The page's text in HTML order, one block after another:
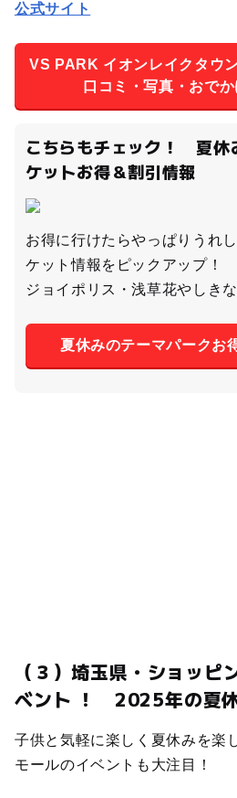
公式サイト
VS PARK イオンレイクタ
口コミ・写真・おで
こちらもチェック！ 夏休
ケットお得＆割引情報
お得に行けたらやっぱりうれ
ケット情報をピックアップ！
ジョイポリス・浅草花やしきな
夏休みのテーマパークお
（３）埼玉県・ショッピ
ベント ！ 2025年の夏休
子供と気軽に楽しく夏休みを楽
モールのイベントも大注目！